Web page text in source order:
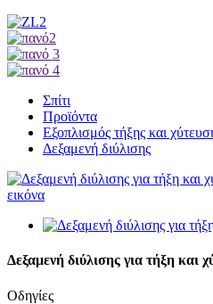
Σπίτι
Προϊόντα
Εξοπλισμός τήξης και
Δεξαμενή διύλισης
Δεξαμενή διύλισης για τήξη και
Οδηγίες